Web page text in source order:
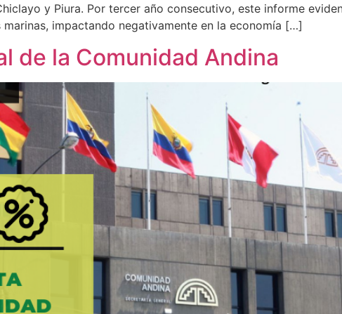
y Piura. Por tercer año consecutivo, este informe
impactando negativamente en la economía […]
de la Comunidad Andina